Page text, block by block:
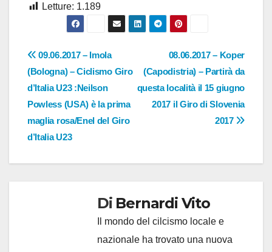
Letture: 1.189
Navigazione
articoli
08.06.2017 – Koper
(Capodistria) – Partirà da
questa località il 15 giugno
2017 il Giro di Slovenia
2017
09.06.2017 – Imola
(Bologna) – Ciclismo Giro
d’Italia U23 :Neilson
Powless (USA) è la prima
maglia rosa/Enel del Giro
d’Italia U23
Di Bernardi Vito
Il mondo del cilcismo locale e
nazionale ha trovato una nuova